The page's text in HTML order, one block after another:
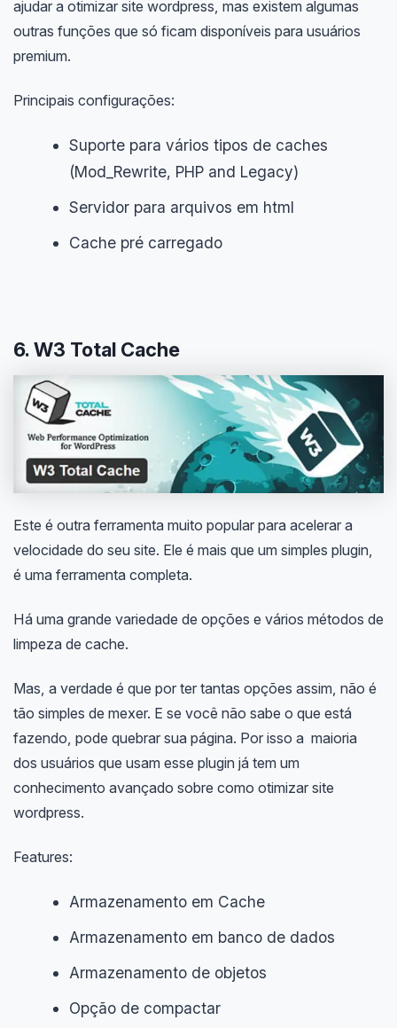
ajudar a otimizar site wordpress, mas existem algumas
outras funções que só ficam disponíveis para usuários
premium.
Principais configurações:
Suporte para vários tipos de caches
(Mod_Rewrite, PHP and Legacy)
Servidor para arquivos em html
Cache pré carregado
6. W3 Total Cache
Este é outra ferramenta muito popular para acelerar a
velocidade do seu site. Ele é mais que um simples plugin,
é uma ferramenta completa.
Há uma grande variedade de opções e vários métodos de
limpeza de cache.
Mas, a verdade é que por ter tantas opções assim, não é
tão simples de mexer. E se você não sabe o que está
fazendo, pode quebrar sua página. Por isso a maioria
dos usuários que usam esse plugin já tem um
conhecimento avançado sobre como otimizar site
wordpress.
Features:
Armazenamento em Cache
Armazenamento em banco de dados
Armazenamento de objetos
Opção de compactar